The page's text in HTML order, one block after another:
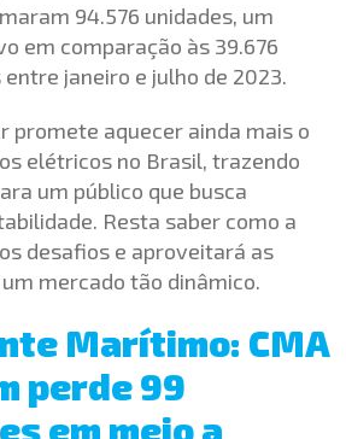
94.576 unidades, um
em comparação às 39.676
janeiro e julho de 2023.
promete aquecer ainda mais o
elétricos no Brasil, trazendo
um público que busca
Resta saber como a
desafios e aproveitará as
mercado tão dinâmico.
Marítimo: CMA
perde 99
em meio a